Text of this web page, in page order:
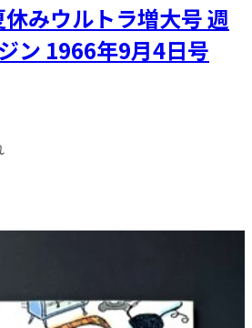
休みウルトラ増大号 週
ン 1966年9月4日号